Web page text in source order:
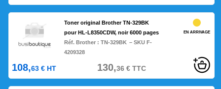
Toner original Brother TN-329BK
pour HL-L8350CDW, noir 6000 pages
Réf. Brother :TN-329BK – SKU F-
4209328
EN ARRIVAGE
108,63 € HT 130,36€TTC